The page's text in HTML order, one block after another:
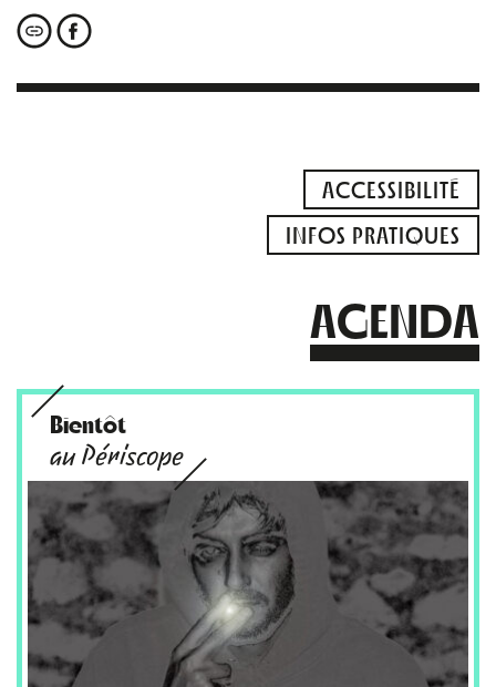
ACCESSIBILITÉ
INFOS PRATIQUES
AGENDA
Bientôt
au Périscope